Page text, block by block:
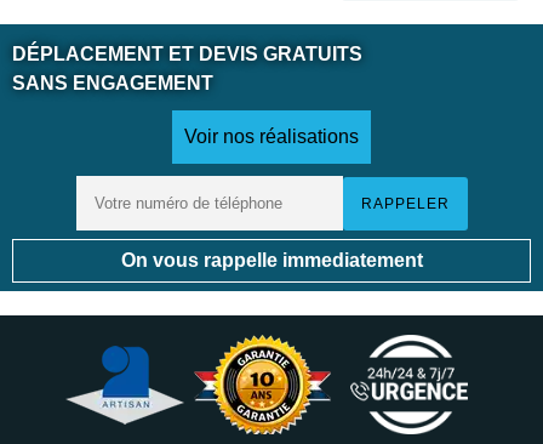
DÉPLACEMENT ET DEVIS GRATUITS
SANS ENGAGEMENT
Voir nos réalisations
On vous rappelle immediatement